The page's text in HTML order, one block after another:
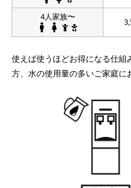
4人家族〜
使えば使うほどお得になる仕
方、水の使用量の多いご家庭に